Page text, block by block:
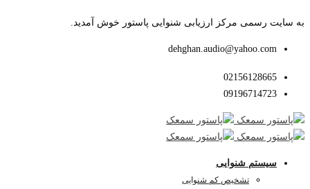
به سایت رسمی مرکز ارزیابی شنوایی پاستور خوش آمدید.
dehghan.audio@yahoo.com
02156128665
09196714723
سیستم شنوایی
تشخیص کم شنوایی